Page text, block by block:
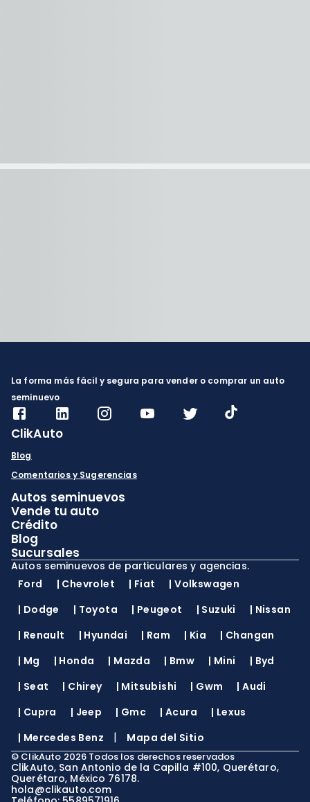
La forma más fácil y segura para vender o comprar un auto
seminuevo
ClikAuto
Blog
Comentarios y Sugerencias
Autos seminuevos
Vende tu auto
Crédito
Blog
Sucursales
Autos seminuevos de particulares y agencias.
Ford
| Chevrolet | Fiat |Volkswagen
| Dodge | Toyota | Peugeot | Suzuki | Nissan
| Renault | Hyundai | Ram | Kia | Changan
| Mg | Honda | Mazda | Bmw | Mini | Byd
| Seat | Chirey | Mitsubishi | Gwm |Audi
| Cupra | Jeep | Gmc |Acura | Lexus
| Mercedes Benz | Mapa del Sitio
© ClikAuto 2026 Todos los derechos reservados
ClikAuto, San Antonio de la Capilla #100, Querétaro,
Querétaro, México 76178.
hola@clikauto.com